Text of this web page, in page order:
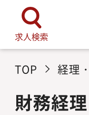
求人検索
TOP 経理
財務経